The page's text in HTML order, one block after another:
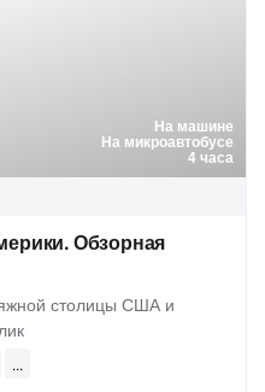
На машине
На микроавтобусе
4 часа
Обзорная
столицы США и